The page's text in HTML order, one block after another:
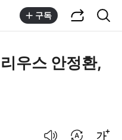
구독
우스 안정환,